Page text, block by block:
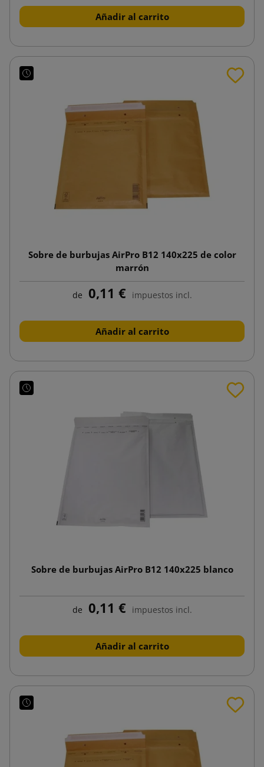
Añadir al carrito
Sobre de burbujas AirPro B12 140x225 de color
marrón
de 0,11 € impuestos incl.
Añadir al carrito
Sobre de burbujas AirPro B12 140x225 blanco
de 0,11 € impuestos incl.
Añadir al carrito